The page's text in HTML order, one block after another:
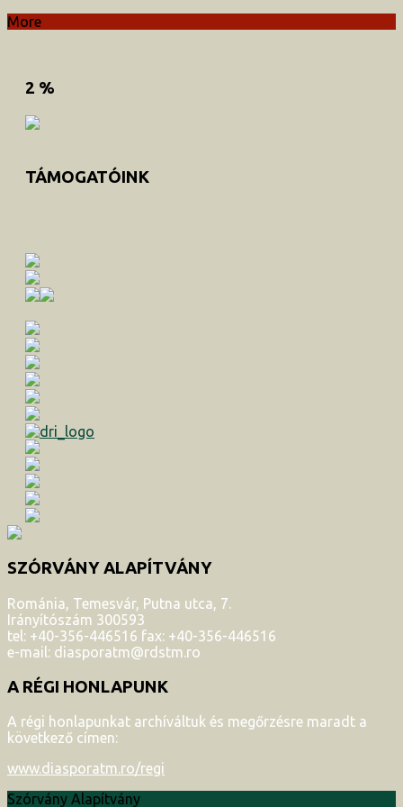
More
2 %
TÁMOGATÓINK
SZÓRVÁNY ALAPÍTVÁNY
Románia, Temesvár, Putna utca, 7.
Irányítószám 300593
tel: +40-356-446516 fax: +40-356-446516
e-mail: diasporatm@rdstm.ro
A RÉGI HONLAPUNK
A régi honlapunkat archíváltuk és megőrzésre maradt a
következő címen:
www.diasporatm.ro/regi
Szórvány Alapítvány